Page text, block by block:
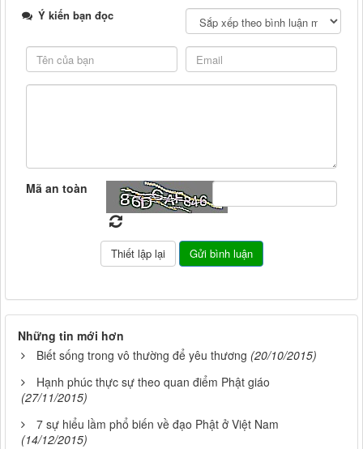
Ý kiến bạn đọc
Mã an toàn
Những tin mới hơn
Biết sống trong vô thường để yêu thương (20/10/2015)
Hạnh phúc thực sự theo quan điểm Phật giáo
(27/11/2015)
7 sự hiểu lầm phổ biến về đạo Phật ở Việt Nam
(14/12/2015)